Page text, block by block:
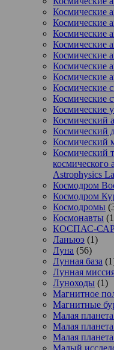
Космические
Космические
Космические
Космические
Космические
Космические
Космические
Космические
Космические
Космические
Космический
Космический
Космический
Космический
космического
Astrophysics
Космодром
Космодром
Космодромы
Космонавты
КОСПАС-
Ланьюэ (1)
Луна (56)
Лунная база
Лунная
Луноходы (1)
Магнитное
Магнитные
Малая
Малая
Малая